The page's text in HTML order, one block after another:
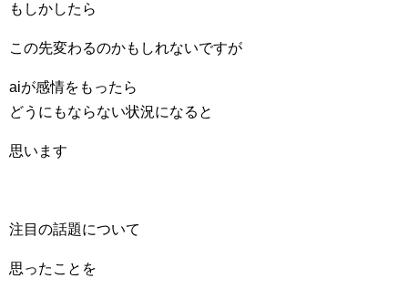
もしかしたら
この先変わるのかもしれないですが
aiが感情をもったら
どうにもならない状況になると
思います
注目の話題について
思ったことを